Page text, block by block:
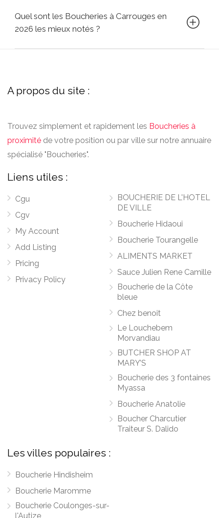
Quel sont les Boucheries à Carrouges en
2026 les mieux notés ?
A propos du site :
Trouvez simplement et rapidement les Boucheries à
proximité de votre position ou par ville sur notre annuaire
spécialisé "Boucheries".
Liens utiles :
Cgu
Cgv
My Account
Add Listing
Pricing
Privacy Policy
BOUCHERIE DE L'HOTEL
DE VILLE
Boucherie Hidaoui
Boucherie Tourangelle
ALIMENTS MARKET
Sauce Julien Rene Camille
Boucherie de la Côte
bleue
Chez benoit
Le Louchebem
Morvandiau
BUTCHER SHOP AT
MARY’S
Boucherie des 3 fontaines
Myassa
Boucherie Anatolie
Boucher Charcutier
Traiteur S. Dalido
Les villes populaires :
Boucherie Hindisheim
Boucherie Maromme
Boucherie Coulonges-sur-
l'Autize